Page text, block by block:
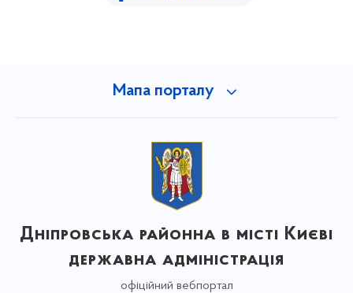
Мапа порталу
Дніпровська районна в місті Києві
державна адміністрація
офіційний вебпортал